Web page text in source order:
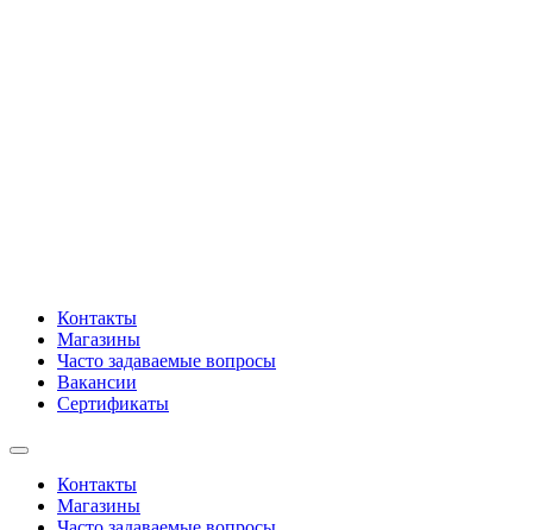
Контакты
Магазины
Часто задаваемые вопросы
Вакансии
Сертификаты
Контакты
Магазины